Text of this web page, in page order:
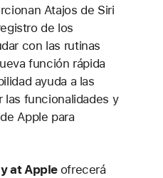
Atajos de Siri
de los
con las rutinas
función rápida
ayuda a las
las funcionalidades y
Apple para
at Apple ofrecerá